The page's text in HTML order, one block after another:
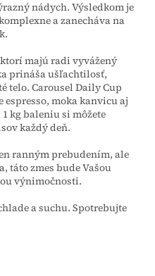
nádych. Výsledkom je
a zanecháva na
majú radi vyvážený
prináša ušľachtilosť,
telo. Carousel Daily Cup
espresso, moka kanvicu aj
kg baleniu si môžete
každý deň.
ranným prebudením, ale
táto zmes bude Vašou
výnimočnosti.
a suchu. Spotrebujte